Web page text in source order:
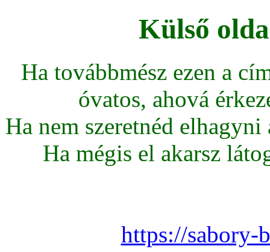
Külső
Ha továbbmész ezen a
óvatos, ahová
Ha nem szeretnéd
Ha mégis el akarsz
https://sabory-